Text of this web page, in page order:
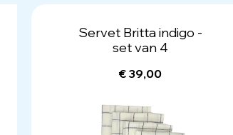
Servet Britta indigo -
set van 4
€ 39,00